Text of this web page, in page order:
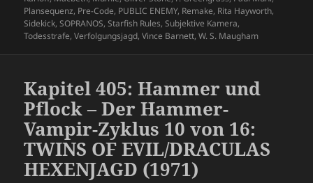
Plansequenz, Pre-Code, PUBLIC ENEMY, Remake, Rita Hayworth,
Sidekick,SOPRANOS,Starfish Rules,Subjektive Kamera,
Todesstrafe,Verfolgungsjagd,Vince Barnett,W. S. Maugham
Kapitel 405: Hammer und
Pflock – Der Hammer-
Vampir-Zyklus 10 von 16:
TWINS OF EVIL/DRACULAS
HEXENJAGD (1971)